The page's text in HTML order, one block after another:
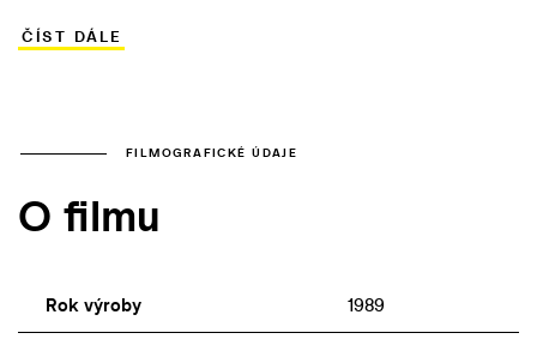
Puškina. Tu žárlivý básník (Marek Vašut) napsal v
lásce – poručíkem Orlovem (Lukáš Vaculík). V lehčeji
italský dobrodruh Casanova (Boris Rösner) vrací ve
polským maršálkem Branickým (Jan Vávra).
ČÍST DÁLE
FILMOGRAFICKÉ ÚDAJE
O filmu
Rok výroby 1989